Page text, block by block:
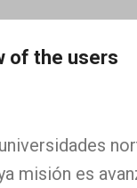
of the users
misión es